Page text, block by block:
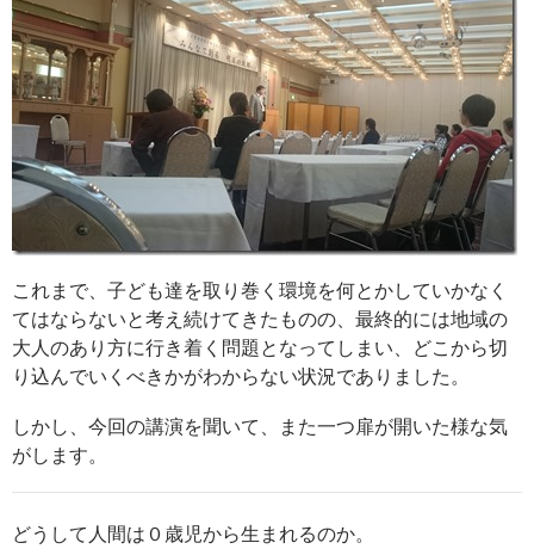
これまで、子ども達を取り巻く環境を何とかしていかなく
てはならないと考え続けてきたものの、最終的には地域の
大人のあり方に行き着く問題となってしまい、どこから切
り込んでいくべきかがわからない状況でありました。
しかし、今回の講演を聞いて、また一つ扉が開いた様な気
がします。
どうして人間は０歳児から生まれるのか。